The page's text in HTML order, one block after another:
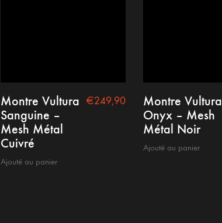
Montre Vultura
Sanguine –
Mesh Métal
Cuivré
Ajouté au panier
€249,90
Montre Vultura
Onyx – Mesh
Métal Noir
Ajouté au panier